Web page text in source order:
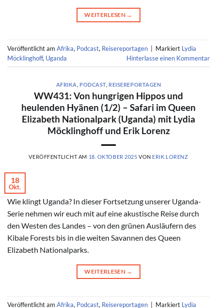
WEITERLESEN →
Veröffentlicht am Afrika, Podcast, Reisereportagen | Markiert Lydia
Möcklinghoff, Uganda Hinterlasse einen Kommentar
AFRIKA PODCAST, REISEREPORTAGEN
WW431: Von hungrigen Hippos und
heulenden Hyänen (1/2) – Safari im Queen
Elizabeth Nationalpark (Uganda) mit Lydia
Möcklinghoff und Erik Lorenz
VERÖFFENTLICHT AM 18. OKTOBER 2025 VON ERIK LORENZ
18
Okt.
Wie klingt Uganda? In dieser Fortsetzung unserer Uganda-
Serie nehmen wir euch mit auf eine akustische Reise durch
den Westen des Landes – von den grünen Ausläufern des
Kibale Forests bis in die weiten Savannen des Queen
Elizabeth Nationalparks.
WEITERLESEN →
Veröffentlicht am Afrika, Podcast, Reisereportagen Markiert Lydia